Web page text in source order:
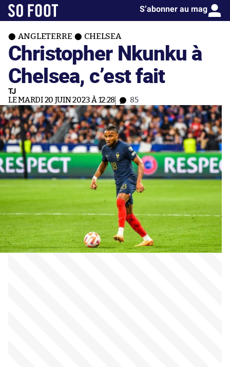
S’abonner au mag
ANGLETERRE CHELSEA
Christopher Nkunku à
Chelsea, c’est fait
TJ
LE MARDI 20 JUIN 2023 À 12:28 85